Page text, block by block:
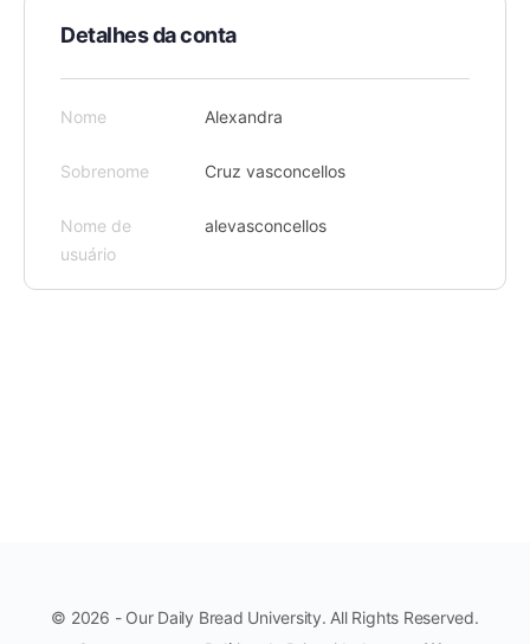
Detalhes da conta
Nome Alexandra
Sobrenome Cruz vasconcellos
Nome de
usuário
alevasconcellos
© 2026 - Our Daily Bread University. All Rights Reserved.